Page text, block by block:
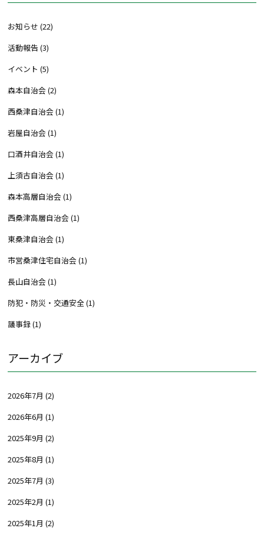
お知らせ (22)
活動報告 (3)
イベント (5)
森本自治会 (2)
西桑津自治会 (1)
岩屋自治会 (1)
口酒井自治会 (1)
上須古自治会 (1)
森本高層自治会 (1)
西桑津高層自治会 (1)
東桑津自治会 (1)
市営桑津住宅自治会 (1)
長山自治会 (1)
防犯・防災・交通安全(1)
議事録(1)
アーカイブ
2026年7月 (2)
2026年6月 (1)
2025年9月 (2)
2025年8月 (1)
2025年7月 (3)
2025年2月 (1)
2025年1月 (2)